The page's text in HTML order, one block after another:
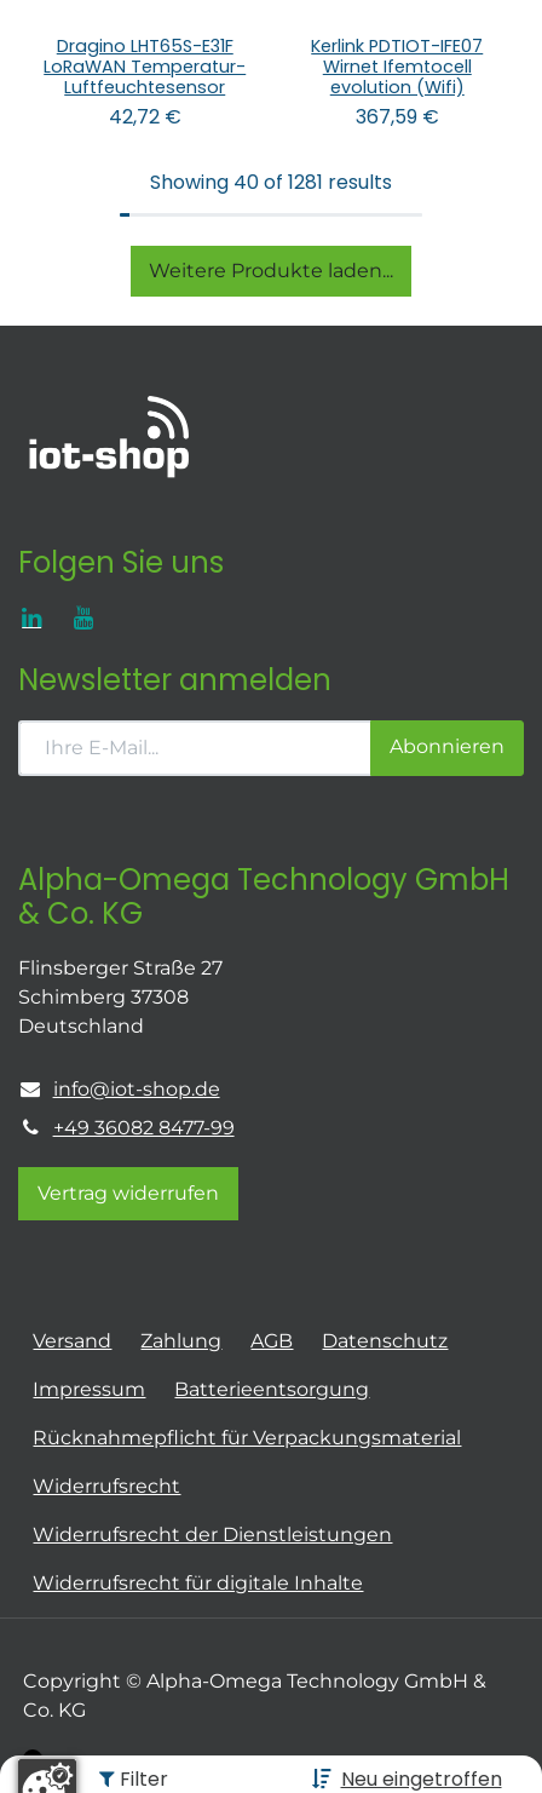
Filter Neu eingetroffen
Dragino LHT65S-E31F
LoRaWAN Temperatur-
Luftfeuchtesensor
42,72€
Kerlink PDTIOT-IFE07
Wirnet Ifemtocell
evolution (Wifi)
367,59€
Showing 40 of 1281 results
Weitere Produkte laden...
Folgen Sie uns
Newsletter anmelden
Abonnieren
Alpha-Omega Technology GmbH
& Co. KG
Flinsberger Straße 27
Schimberg 37308
Deutschland
info@iot-shop.de
+49 36082 8477-99
Vertrag widerrufen
Versand Zahlung AGB Datenschutz
Impressum Batterieentsorgung
Rücknahmepflicht für Verpackungsmaterial
Widerrufsrecht
Widerrufsrecht der Dienstleistungen
Widerrufsrecht für digitale Inhalte
Copyright © Alpha-Omega Technology GmbH &
Co. KG